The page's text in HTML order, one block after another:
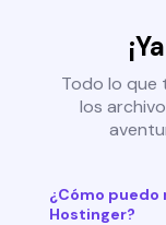
Todo lo que
los
¿Cómo puedo
Hostinger?